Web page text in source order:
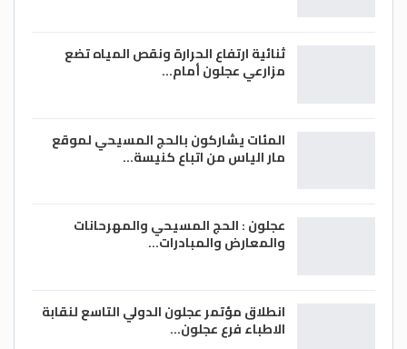
ثنائية ارتفاع الحرارة ونقص المياه تضع
مزارعي عجلون أمام…
المئات يشاركون بالحج المسيحي لموقع
مار الياس من اتباع كنيسة…
عجلون : الحج المسيحي والمهرحانات
والمعارض والمبادرات…
انطلاق مؤتمر عجلون الدولي التاسع لنقابة
الاطباء فرع عجلون…